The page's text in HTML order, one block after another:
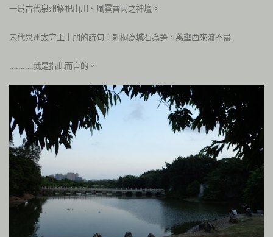
一爲古代泉州祭祀山川、風雲雷雨之神壇。
宋代泉州太守王十朋的詩句：剌桐為城石為笋，萬壑西來流不盡
………..就是指此而言的。